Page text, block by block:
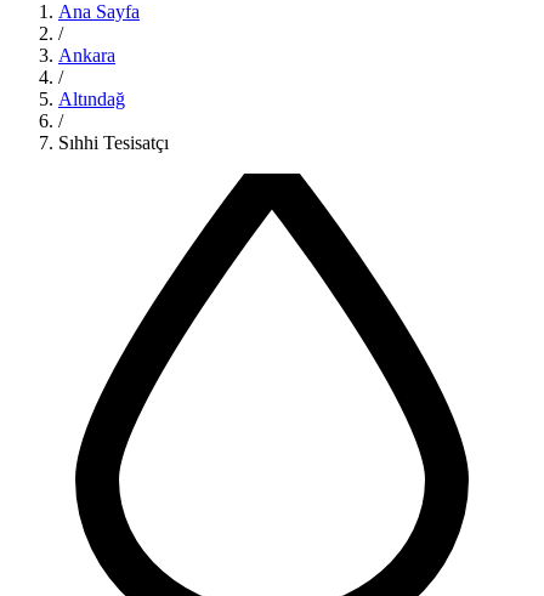
Ana Sayfa
/
Ankara
/
Altındağ
/
Sıhhi Tesisatçı